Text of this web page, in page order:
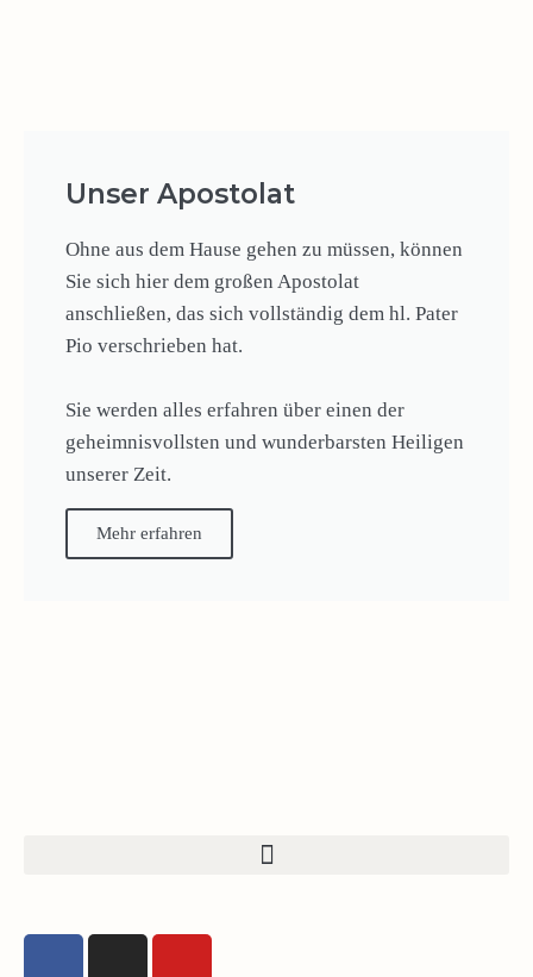
Unser Apostolat
Ohne aus dem Hause gehen zu müssen, können
Sie sich hier dem großen Apostolat
anschließen, das sich vollständig dem hl. Pater
Pio verschrieben hat.
Sie werden alles erfahren über einen der
geheimnisvollsten und wunderbarsten Heiligen
unserer Zeit.
Mehr erfahren